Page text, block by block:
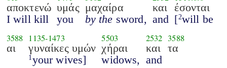
αποκτενώ
I will kill
υμάς
you
μαχαίρα
by the sword,
και
and
έσονται
[2will be
3588
αι
1135-1473
γυναίκες υμών
1 your wives]
5503
χήραι
widows,
2532
και
and
3588
τα